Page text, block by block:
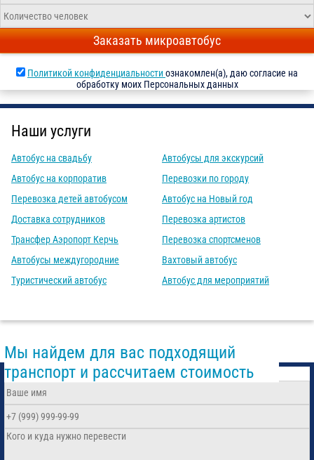
Заказать микроавтобус
Политикой конфиденциальностиознакомлен(а), даю согласие на
обработку моих Персональных данных
Наши услуги
Автобус на свадьбу
Автобус на корпоратив
Перевозка детей автобусом
Доставка сотрудников
Трансфер Аэропорт Керчь
Автобусы междугородние
Туристический автобус
Автобусы для экскурсий
Перевозки по городу
Автобус на Новый год
Перевозка артистов
Перевозка спортсменов
Вахтовый автобус
Автобус для мероприятий
Мы найдем для вас подходящий
транспорт и рассчитаем стоимость